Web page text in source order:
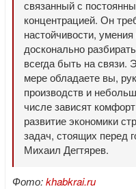
связанный с
концентрацией. Он
настойчивости,
досконально
всегда быть на связи.
мере обладаете вы,
производств и
числе зависят
развитие экономики
задач, стоящих перед
Михаил Дегтярев.
Фото:khabkrai.ru